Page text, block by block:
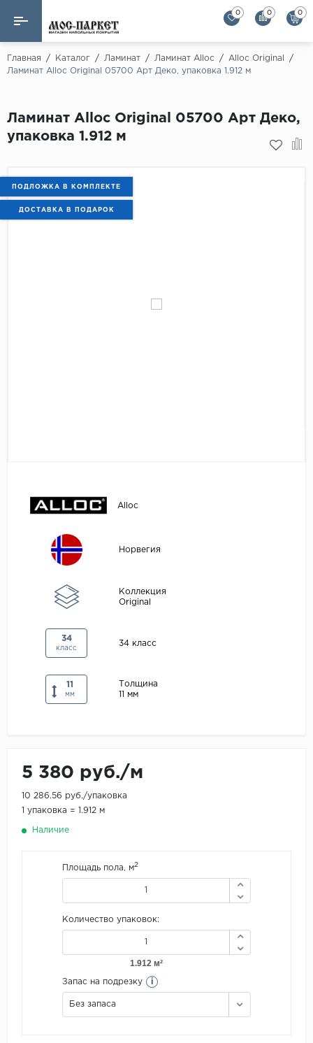
Назад Назад
Alpine Floor
Кварц-винил
Инженерный паркет елка
0 0 0
Главная / Каталог / Ламинат / Ламинат Alloc / Alloc Original
/
Ламинат Alloc Original 05700 Арт Деко, упаковка 1.912 м
Ламинат Alloc Original 05700 Арт Деко,
упаковка 1.912 м
ПОДЛОЖКА В КОМПЛЕКТЕ
ДОСТАВКА В ПОДАРОК
Alloc
Норвегия
Коллекция
Original
34
класс
34 класс
11
мм
Толщина
11 мм
5 380 руб./м
10 286.56 руб./упаковка
1 упаковка = 1.912 м
Наличие
Площадь пола, м2
Количество упаковок:
Запас на подрезку i
Без запаса